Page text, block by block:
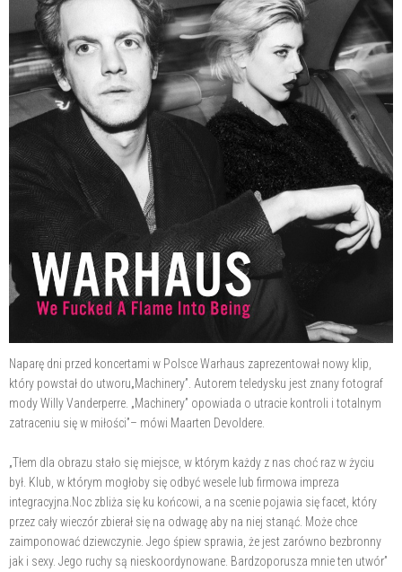
Naparę dni przed koncertami w Polsce Warhaus zaprezentował nowy klip,
który powstał do utworu„Machinery”. Autorem teledysku jest znany fotograf
mody Willy Vanderperre. „Machinery” opowiada o utracie kontroli i totalnym
zatraceniu się w miłości”– mówi Maarten Devoldere.
„Tłem dla obrazu stało się miejsce, w którym każdy z nas choć raz w życiu
był. Klub, w którym mogłoby się odbyć wesele lub firmowa impreza
integracyjna.Noc zbliża się ku końcowi, a na scenie pojawia się facet, który
przez cały wieczór zbierał się na odwagę aby na niej stanąć. Może chce
zaimponować dziewczynie. Jego śpiew sprawia, że jest zarówno bezbronny
jak i sexy. Jego ruchy są nieskoordynowane. Bardzoporusza mnie ten utwór”